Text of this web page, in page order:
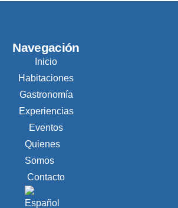
Navegación
Inicio
Habitaciones
Gastronomía
Experiencias
Eventos
Quienes
Somos
Contacto